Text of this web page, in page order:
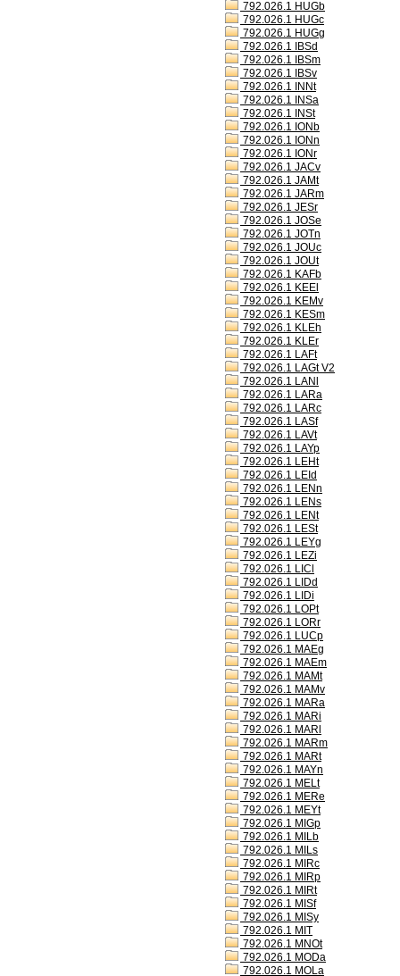
792.026.1 HUGb
792.026.1 HUGc
792.026.1 HUGg
792.026.1 IBSd
792.026.1 IBSm
792.026.1 IBSv
792.026.1 INNt
792.026.1 INSa
792.026.1 INSt
792.026.1 IONb
792.026.1 IONn
792.026.1 IONr
792.026.1 JACv
792.026.1 JAMt
792.026.1 JARm
792.026.1 JESr
792.026.1 JOSe
792.026.1 JOTn
792.026.1 JOUc
792.026.1 JOUt
792.026.1 KAFb
792.026.1 KEEl
792.026.1 KEMv
792.026.1 KESm
792.026.1 KLEh
792.026.1 KLEr
792.026.1 LAFt
792.026.1 LAGt V2
792.026.1 LANl
792.026.1 LARa
792.026.1 LARc
792.026.1 LASf
792.026.1 LAVt
792.026.1 LAYp
792.026.1 LEHt
792.026.1 LEId
792.026.1 LENn
792.026.1 LENs
792.026.1 LENt
792.026.1 LESt
792.026.1 LEYg
792.026.1 LEZi
792.026.1 LICl
792.026.1 LIDd
792.026.1 LIDi
792.026.1 LOPt
792.026.1 LORr
792.026.1 LUCp
792.026.1 MAEg
792.026.1 MAEm
792.026.1 MAMt
792.026.1 MAMv
792.026.1 MARa
792.026.1 MARi
792.026.1 MARl
792.026.1 MARm
792.026.1 MARt
792.026.1 MAYn
792.026.1 MELt
792.026.1 MERe
792.026.1 MEYt
792.026.1 MIGp
792.026.1 MILb
792.026.1 MILs
792.026.1 MIRc
792.026.1 MIRp
792.026.1 MIRt
792.026.1 MISf
792.026.1 MISy
792.026.1 MIT
792.026.1 MNOt
792.026.1 MODa
792.026.1 MOLa